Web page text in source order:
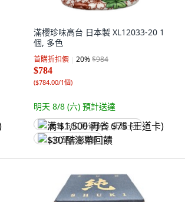
滿櫻珍味高台 日本製 XL12033-20 1
個, 多色
首購折扣價 20%$984
$784
($784.00/1個)
明天 8/8 (六) 預計送達
满 $1,500 再省 $75 (王道卡)
$30 酷澎幣回饋